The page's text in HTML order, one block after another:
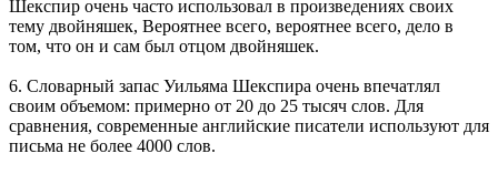
Шекспир очень часто использовал в произведениях своих
тему двойняшек, Вероятнее всего, вероятнее всего, дело в
том, что он и сам был отцом двойняшек.
6. Словарный запас Уильяма Шекспира очень впечатлял
своим объемом: примерно от 20 до 25 тысяч слов. Для
сравнения, современные английские писатели используют для
письма не более 4000 слов.